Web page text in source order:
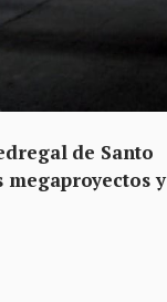
de Santo
y